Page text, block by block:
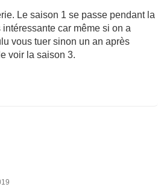
Le saison 1 se passe pendant la
car même si on a
vous tuer sinon un an après
voir la saison 3.